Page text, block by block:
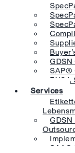
GDSN
SAP®
EHSA
Services
GDSN
SAAS